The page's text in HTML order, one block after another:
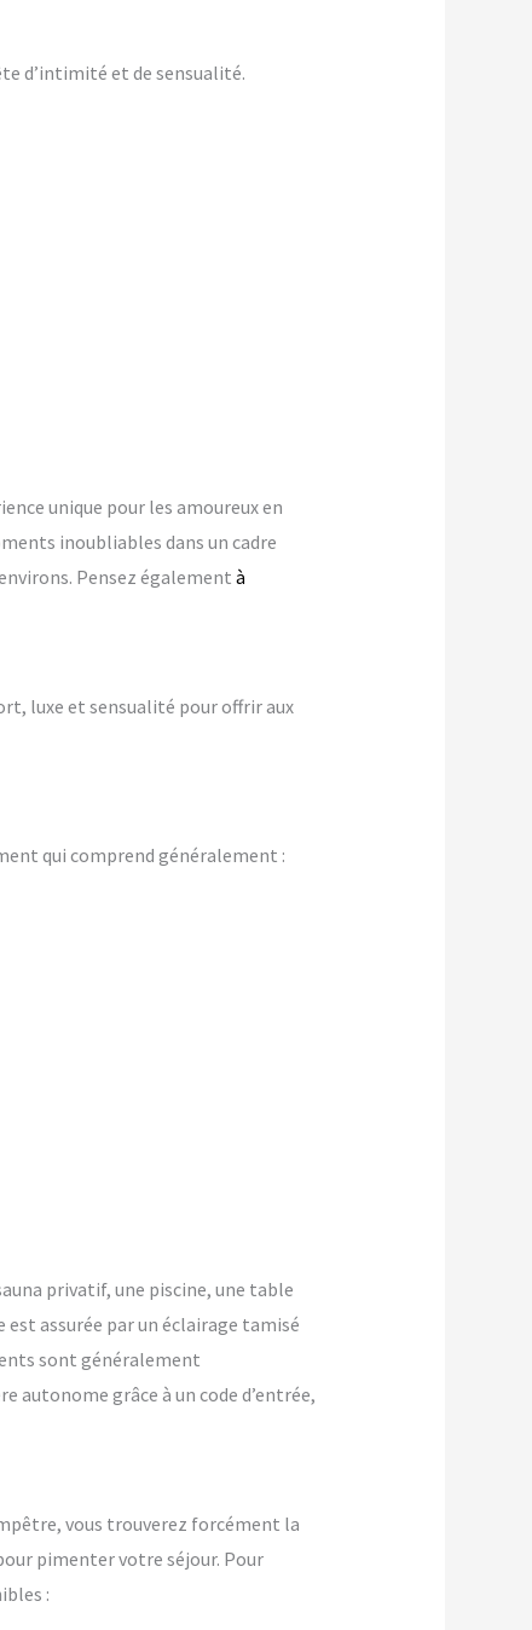
d’intimité et de sensualité.
unique pour les amoureux en
inoubliables dans un cadre
Pensez également à
luxe et sensualité pour offrir aux
qui comprend généralement :
privatif, une piscine, une table
est assurée par un éclairage tamisé
sont généralement
autonome grâce à un code d’entrée,
vous trouverez forcément la
pimenter votre séjour. Pour
: